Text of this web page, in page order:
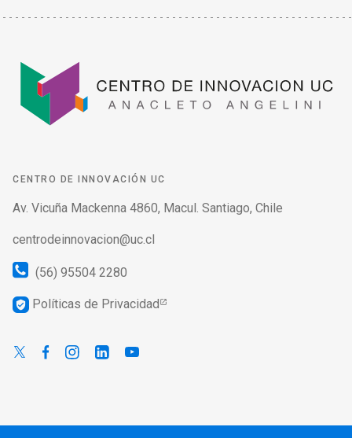
CENTRO DE INNOVACIÓN UC
Av. Vicuña Mackenna 4860, Macul. Santiago, Chile
centrodeinnovacion@uc.cl
(56) 95504 2280
verified_user Políticas de Privacidad